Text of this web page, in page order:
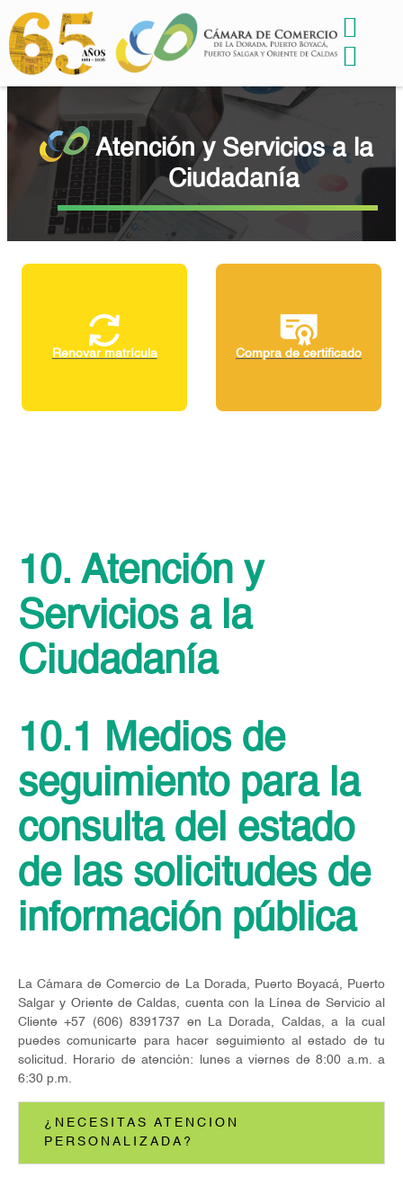
Renovar matrícula Compra de certificado
Atención y Servicios a la
Ciudadanía
10. Atención y
Servicios a la
Ciudadanía
10.1 Medios de
seguimiento para la
consulta del estado
de las solicitudes de
información pública
La Cámara de Comercio de La Dorada, Puerto Boyacá, Puerto
Salgar y Oriente de Caldas, cuenta con la Línea de Servicio al
Cliente +57 (606) 8391737 en La Dorada, Caldas, a la cual
puedes comunicarte para hacer seguimiento al estado de tu
solicitud. Horario de atención: lunes a viernes de 8:00 a.m. a
6:30 p.m.
¿NECESITAS ATENCION
PERSONALIZADA?